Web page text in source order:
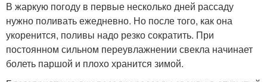
В жаркую погоду в первые несколько дней рассаду
нужно поливать ежедневно. Но после того, как она
укоренится, поливы надо резко сократить. При
постоянном сильном переувлажнении свекла начинает
болеть паршой и плохо хранится зимой.